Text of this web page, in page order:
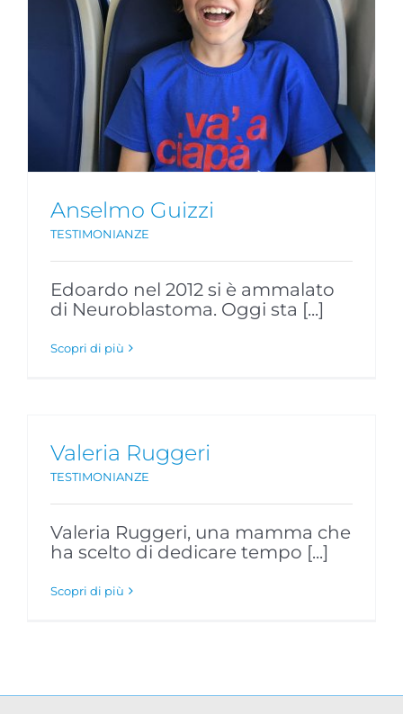
Anselmo Guizzi
TESTIMONIANZE
Edoardo nel 2012 si è ammalato
di Neuroblastoma. Oggi sta [...]
Scopri di più
Valeria Ruggeri
TESTIMONIANZE
Valeria Ruggeri, una mamma che
ha scelto di dedicare tempo [...]
Scopri di più